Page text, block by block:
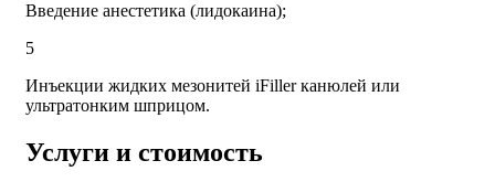
Введение анестетика (лидокаина);
5
Инъекции жидких мезонитей iFiller канюлей или
ультратонким шприцом.
Услуги и стоимость